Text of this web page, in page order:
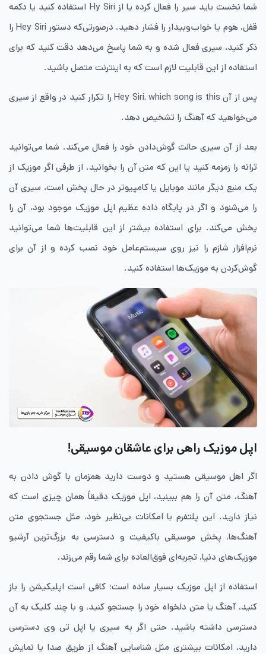
شما نخست باید سیر را فعال کرده یا از Hy Siri استفاده کنید یا دکمه
قفل، هوم یا خواب‌وبیدار را فشار دهید. درصورتی‌که دستور Hey Siri را
ذکر کنید، سیری فعال شده و به شما پاسخ می‌دهد دقت کنید که برای
استفاده از این قابلیت لازم است که به اینترنت متصل باشید.
پس از آن Hey Siri, which song is this را تکرار کنید در واقع از سیری
می‌خواهید که آهنگ را تشخیص دهد.
بعد از آن سیری حالت گوش‌دادن خود را فعال می‌کند. شما می‌توانید
ترانه را زمزمه کنید یا این که متن آن را بخوانید. از طرفی اگر موزیک از
یک منبع دیگر مانند موبایل یا کامپیوتر در حال پخش است، سیری آن
را می‌شنود و اگر در پایگاه‌ داده عظیم اپل موزیک موجود بود، آن را
پخش می‌کند. برای استفاده بیشتر از این قابلیت‌ها شما می‌توانید
نرم‌افزار شازم را نیز روی سیستم‌عامل خود نصب کرده و از آن برای
گوش‌کردن به موزیک‌ها استفاده کنید.
اپل موزیک راهی برای عاشقان موسیقی!
اگر اهل موسیقی هستید و دوست دارید همزمان با گوش دادن به
آهنگ، متن آن را هم ببینید، اپل موزیک دقیقاً همان چیزی است که
نیاز دارید. این پلتفرم با امکانات بی‌نظیر خود، مثل جستجوی متن
آهنگ‌ها، پخش موسیقی باکیفیت و دسترسی به بزرگ‌ترین آرشیو
موزیک‌های دنیا، تجربه‌ای فوق‌العاده برای شما رقم می‌زند.
استفاده از اپل موزیک بسیار ساده است؛ کافی است اپلیکیشن را باز
کنید، آهنگ یا متن دلخواه خود را جستجو کنید، و با چند کلیک به آن
دسترسی داشته باشید. حتی اگر به سیری یا اپل تی وی دسترسی
دارید، امکانات بیشتری مثل شناسایی آهنگ از طریق صدا یا نمایش